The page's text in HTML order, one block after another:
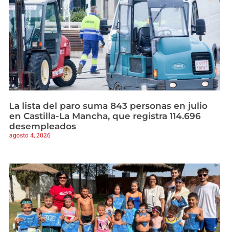
La lista del paro suma 843 personas en julio
en Castilla-La Mancha, que registra 114.696
desempleados
agosto 4, 2026